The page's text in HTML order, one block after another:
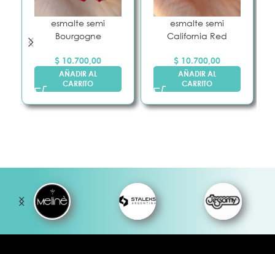
esmalte semi
Bourgogne
$ 10.700,00
AÑADIR AL
CARRITO
esmalte semi
California Red
$ 10.700,00
AÑADIR AL
CARRITO